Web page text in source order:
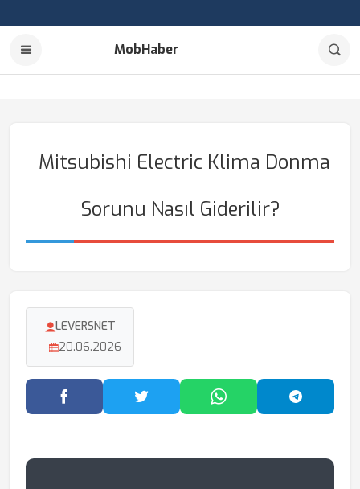
MobHaber
Mitsubishi Electric Klima Donma
Sorunu Nasıl Giderilir?
LEVERSNET
20.06.2026
Facebook'ta PaylaşTwitter'da PaylaşWhatsApp'ta Paylaş